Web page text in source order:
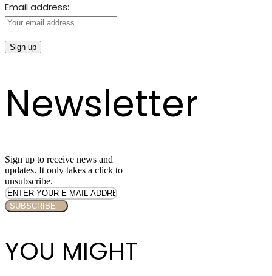
Email address:
Newsletter
Sign up to receive news and
updates. It only takes a click to
unsubscribe.
SUBSCRIBE
YOU MIGHT